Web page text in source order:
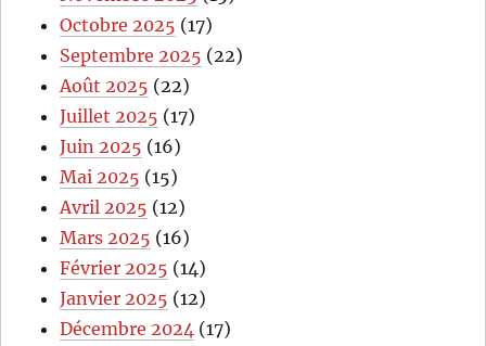
Octobre 2025 (17)
Septembre 2025 (22)
Août 2025 (22)
Juillet 2025 (17)
Juin 2025 (16)
Mai 2025 (15)
Avril 2025 (12)
Mars 2025 (16)
Février 2025 (14)
Janvier 2025 (12)
Décembre 2024 (17)